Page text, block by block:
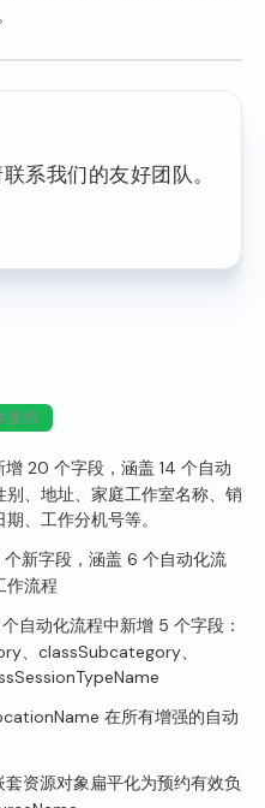
系我们的友好团队。
布
20 个字段，涵盖 14 个自动
、地址、家庭工作室名称、销
、工作分机号等。
新字段，涵盖 6 个自动化流
作流程
自动化流程中新增 5 个字段：
、classSubcategory、
在所有增强的自动
资源对象扁平化为预约有效负